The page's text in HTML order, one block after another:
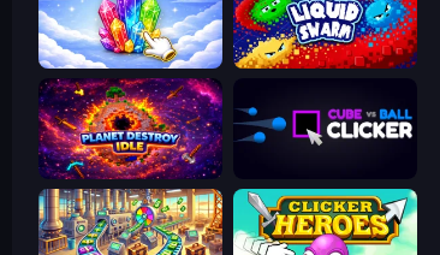
Crystalia Idle Clicker Liquid Swarm
Planet Destroy Idle